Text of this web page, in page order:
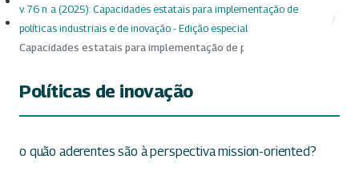
Acesso
v. 76 n. a (2025): Capacidades estatais para implementação de
políticas industriais e de inovação - Edição especial
/
Capacidades estatais para implementação de políticas industriais e de
Políticas de inovação
o quão aderentes são à perspectiva mission-oriented?